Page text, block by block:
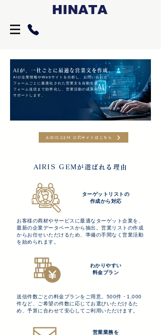
AIが、一社ごとに最適な営業文を作成。
AIが企業情報やWebサイトを分析し、お問い合わせ
フォームごとに最適化された営業文を自動生成。
フォーム送信まで効率化し、営業活動の成果向上を
サポートします。
AIRIS GEM 公式サイトはこちら
AIRIS GEMが選ばれる理由
ターゲットリストの
​作成から対応
お客様の商材やサービスに最適なターゲット企業を、
最新の企業データベースから抽出。営業リストの作成
からお任せいただけるため、準備の手間なく営業活動
を始められます。
わかりやすい
料金プラン
送信件数ごとの料金プランをご用意。500件・1,000
件など、ご希望の件数に応じてお選びいただけるた
め、予算に合わせて安心してご利用いただけます。
営業業務を